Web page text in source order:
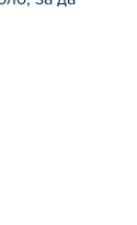
ще трябва
за да
само